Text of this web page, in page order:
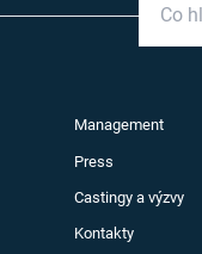
Management
Press
Castingy a výzvy
Kontakty